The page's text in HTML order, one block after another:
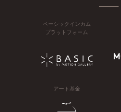
ベーシックインカム
プラットフォーム
アート基金